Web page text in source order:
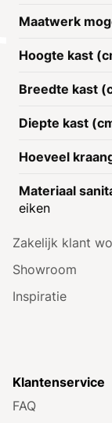
eiken
Openingstijden
Contact
Onze service
Zakelijk klant
Showroom
Inspiratie
Klantenservice
FAQ